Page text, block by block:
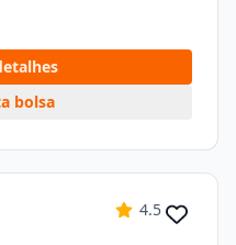
bolsa
4.5